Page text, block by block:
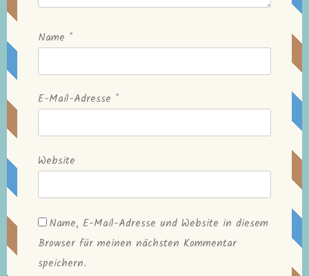
Name *
E-Mail-Adresse *
Website
Name, E-Mail-Adresse und Website in diesem
Browser für meinen nächsten Kommentar
speichern.